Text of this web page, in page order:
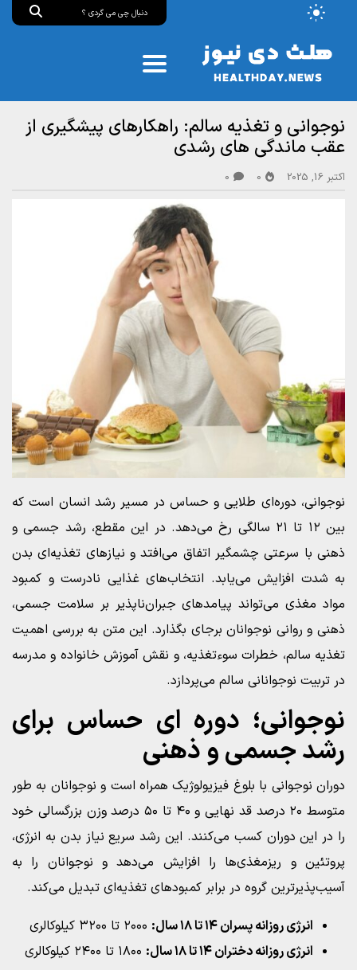
نوجوانی و تغذیه سالم: راهکارهای پیشگیری از
عقب‌ ماندگی‌ های رشدی
اکتبر 16, 2025 0
0
نوجوانی، دوره‌ای طلایی و حساس در مسیر رشد انسان است که
بین ۱۲ تا ۲۱ سالگی رخ می‌دهد. در این مقطع، رشد جسمی و
ذهنی با سرعتی چشمگیر اتفاق می‌افتد و نیازهای تغذیه‌ای بدن
به شدت افزایش می‌یابد. انتخاب‌های غذایی نادرست و کمبود
مواد مغذی می‌تواند پیامدهای جبران‌ناپذیر بر سلامت جسمی،
ذهنی و روانی نوجوانان برجای بگذارد. این متن به بررسی اهمیت
تغذیه سالم، خطرات سوءتغذیه، و نقش آموزش خانواده و مدرسه
در تربیت نوجوانانی سالم می‌پردازد.
نوجوانی؛ دوره‌ ای حساس برای
رشد جسمی و ذهنی
دوران نوجوانی با بلوغ فیزیولوژیک همراه است و نوجوانان به طور
متوسط ۲۰ درصد قد نهایی و ۴۰ تا ۵۰ درصد وزن بزرگسالی خود
را در این دوران کسب می‌کنند. این رشد سریع نیاز بدن به انرژی،
پروتئین و ریزمغذی‌ها را افزایش می‌دهد و نوجوانان را به
آسیب‌پذیرترین گروه در برابر کمبودهای تغذیه‌ای تبدیل می‌کند.
انرژی روزانه پسران ۱۴ تا ۱۸ سال:
انرژی روزانه دختران ۱۴ تا ۱۸ سال: